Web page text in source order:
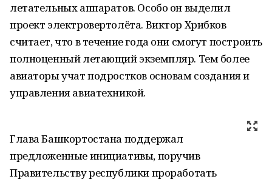
летательных аппаратов. Особо он выделил
проект электровертолёта. Виктор Хрибков
считает, что в течение года они смогут построить
полноценный летающий экземпляр. Тем более
авиаторы учат подростков основам создания и
управления авиатехникой.
Глава Башкортостана поддержал
предложенные инициативы, поручив
Правительству республики проработать